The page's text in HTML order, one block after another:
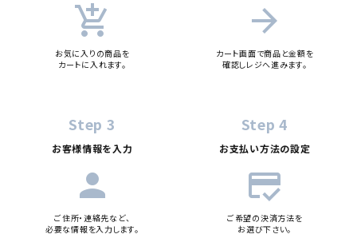
add_shopping_cart
お気に入りの商品を
カートに入れます。
arrow_forward
カート画面で商品と金額を
確認しレジへ進みます。
Step 3
お客様情報を入力
person
ご住所・連絡先など、
必要な情報を入力します。
Step 4
お支払い方法の設定
credit_score
ご希望の決済方法を
お選び下さい。